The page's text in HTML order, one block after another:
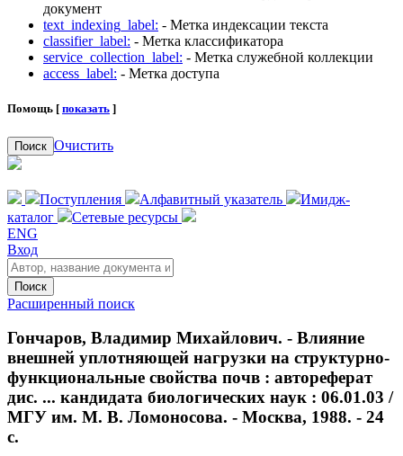
документ
text_indexing_label: - Метка индексации текста
classifier_label: - Метка классификатора
service_collection_label: - Метка служебной коллекции
access_label: - Метка доступа
Помощь [ показать ]
Поиск Очистить
Поступления Алфавитный указатель
Имидж-
каталог
Сетевые ресурсы
ENG
Вход
Поиск
Расширенный поиск
Гончаров, Владимир Михайлович. - Влияние
внешней уплотняющей нагрузки на структурно-
функциональные свойства почв : автореферат
дис. ... кандидата биологических наук : 06.01.03 /
МГУ им. М. В. Ломоносова. - Москва, 1988. - 24
с.